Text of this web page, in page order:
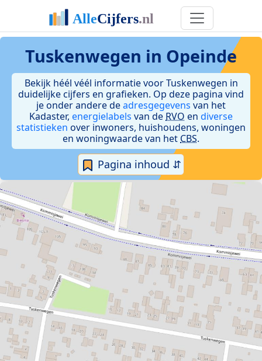
Tuskenwegen in Opeinde
Bekijk héél véél informatie voor Tuskenwegen in
duidelijke cijfers en grafieken. Op deze pagina vind
je onder andere deadresgegevens van het
Kadaster, energielabels van de RVO en diverse
statistieken over inwoners, huishoudens, woningen
en woningwaarde van het CBS.
Pagina inhoud ⇵